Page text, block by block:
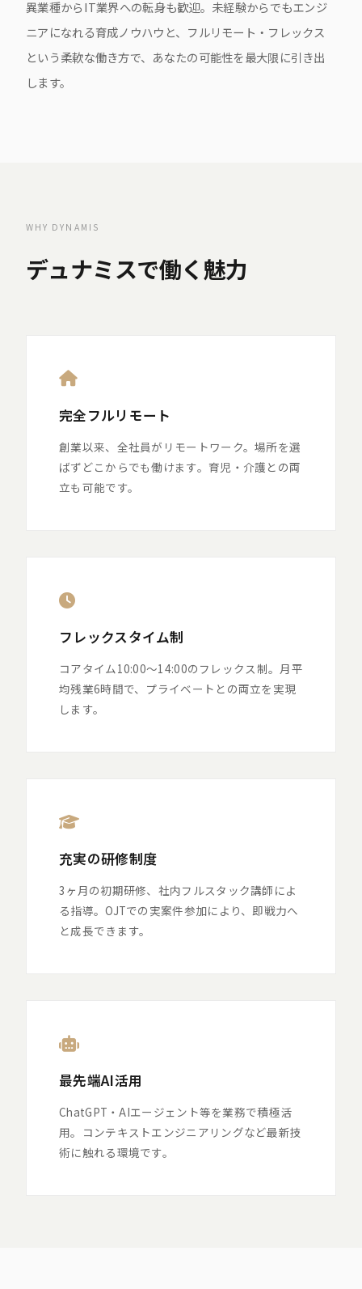
異業種からIT業界への転身も歓迎。未経験からでもエンジ
ニアになれる育成ノウハウと、フルリモート・フレックス
という柔軟な働き方で、あなたの可能性を最大限に引き出
します。
WHY DYNAMIS
デュナミスで働く魅力
完全フルリモート
創業以来、全社員がリモートワーク。場所を選
ばずどこからでも働けます。育児・介護との両
立も可能です。
フレックスタイム制
コアタイム10:00〜14:00のフレックス制。月平
均残業6時間で、プライベートとの両立を実現
します。
充実の研修制度
3ヶ月の初期研修、社内フルスタック講師によ
る指導。OJTでの実案件参加により、即戦力へ
と成長できます。
最先端AI活用
ChatGPT・AIエージェント等を業務で積極活
用。コンテキストエンジニアリングなど最新技
術に触れる環境です。